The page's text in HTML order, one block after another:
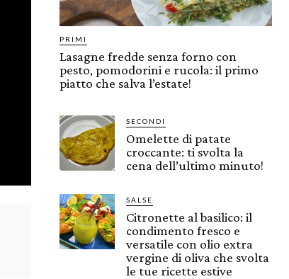
PRIMI
Lasagne fredde senza forno con
pesto, pomodorini e rucola: il primo
piatto che salva l’estate!
SECONDI
Omelette di patate
croccante: ti svolta la
cena dell’ultimo minuto!
SALSE
Citronette al basilico: il
condimento fresco e
versatile con olio extra
vergine di oliva che svolta
le tue ricette estive